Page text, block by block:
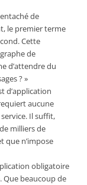
de
le premier terme
Cette
de
d’attendre du
? »
d’application
aucune
Il suffit,
milliers de
que n’impose
obligatoire
Que beaucoup de